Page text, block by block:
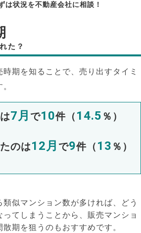
は状況を不動産会社に相談！
た？
期を知ることで、売り出すタイミ
7月 で10件（ 14.5 ％）
のは12月 で9件（ 13 ％）
似マンション数が多ければ、どう
ってしまうことから、販売マンショ
期を狙うのもおすすめです。